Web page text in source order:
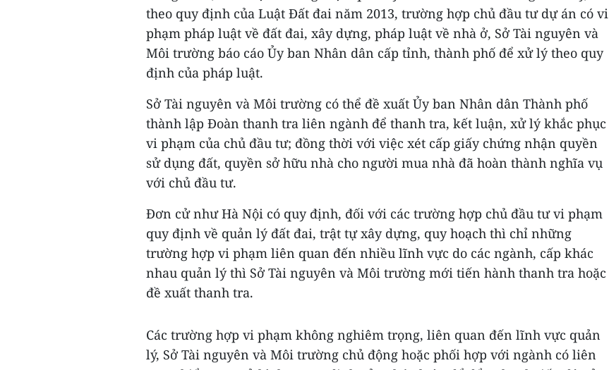
theo quy định của Luật Đất đai năm 2013, trường hợp chủ đầu tư dự án có vi
phạm pháp luật về đất đai, xây dựng, pháp luật về nhà ở, Sở Tài nguyên và
Môi trường báo cáo Ủy ban Nhân dân cấp tỉnh, thành phố để xử lý theo quy
định của pháp luật.
Sở Tài nguyên và Môi trường có thể đề xuất Ủy ban Nhân dân Thành phố
thành lập Đoàn thanh tra liên ngành để thanh tra, kết luận, xử lý khắc phục
vi phạm của chủ đầu tư; đồng thời với việc xét cấp giấy chứng nhận quyền
sử dụng đất, quyền sở hữu nhà cho người mua nhà đã hoàn thành nghĩa vụ
với chủ đầu tư.
Đơn cử như Hà Nội có quy định, đối với các trường hợp chủ đầu tư vi phạm
quy định về quản lý đất đai, trật tự xây dựng, quy hoạch thì chỉ những
trường hợp vi phạm liên quan đến nhiều lĩnh vực do các ngành, cấp khác
nhau quản lý thì Sở Tài nguyên và Môi trường mới tiến hành thanh tra hoặc
đề xuất thanh tra.
Các trường hợp vi phạm không nghiêm trọng, liên quan đến lĩnh vực quản
lý, Sở Tài nguyên và Môi trường chủ động hoặc phối hợp với ngành có liên